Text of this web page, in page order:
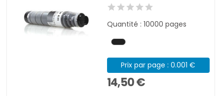
Quantité : 10000 pages
Prix par page : 0.001 €
14,50 €